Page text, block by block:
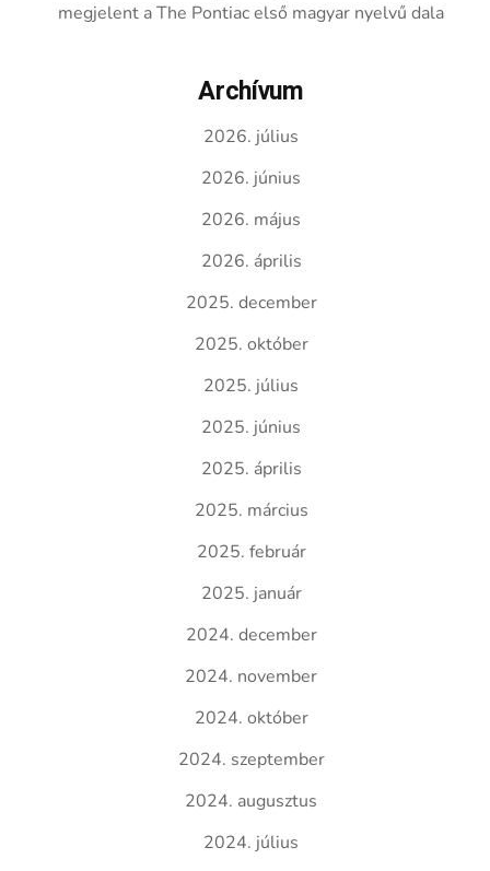
megjelent a The Pontiac első magyar nyelvű dala
Archívum
2026. július
2026. június
2026. május
2026. április
2025. december
2025. október
2025. július
2025. június
2025. április
2025. március
2025. február
2025. január
2024. december
2024. november
2024. október
2024. szeptember
2024. augusztus
2024. július